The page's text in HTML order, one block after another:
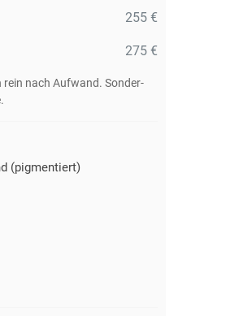
255 €
275 €
nach Aufwand. Sonder-
(pigmentiert)